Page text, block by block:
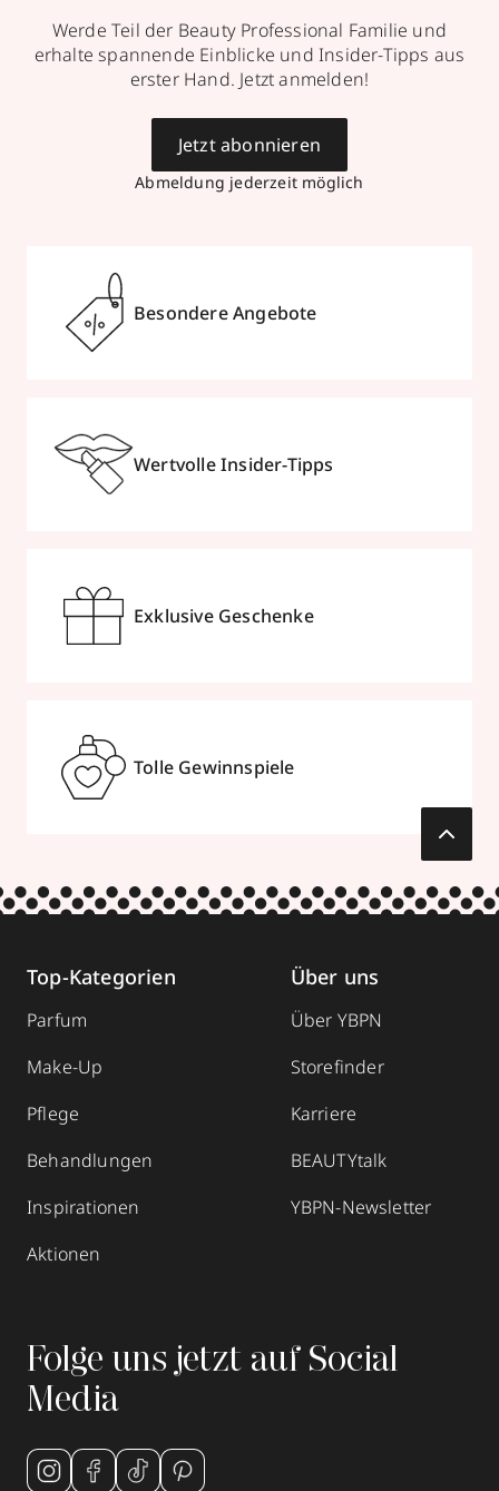
Werde Teil der Beauty Professional Familie und
erhalte spannende Einblicke und Insider-Tipps aus
erster Hand. Jetzt anmelden!
Abmeldung jederzeit möglich
Jetzt abonnieren
Besondere Angebote
Wertvolle Insider-Tipps
Exklusive Geschenke
Tolle Gewinnspiele
Top-Kategorien
Parfum
Make-Up
Pflege
Behandlungen
Inspirationen
Aktionen
Über uns
Über YBPN
Storefinder
Karriere
BEAUTYtalk
YBPN-Newsletter
Folge uns jetzt auf Social
Media